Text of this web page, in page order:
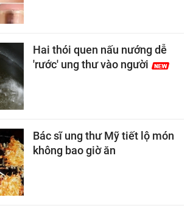
Hai thói quen nấu nướng dễ
'rước' ung thư vào người
Bác sĩ ung thư Mỹ tiết lộ món
không bao giờ ăn